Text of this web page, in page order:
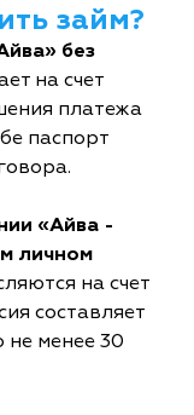
займ?
без
на счет
платежа
паспорт
«Айва -
личном
на счет
составляет
не менее 30